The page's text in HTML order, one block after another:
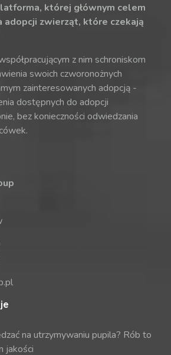
której głównym celem
adopcji zwierząt, które czekają
z nim schroniskom
swoich czworonożnych
zainteresowanych adopcją -
dostępnych do adopcji
bez konieczności odwiedzania
na utrzymywaniu pupila? Rób to
jakości